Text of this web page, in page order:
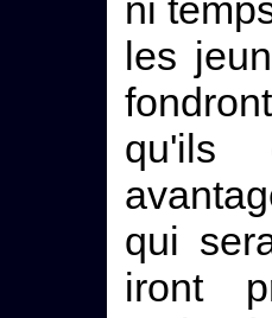
ni
les
qu'ils
qui
iront